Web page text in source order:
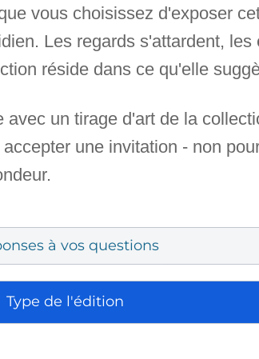
vous choisissez d'exposer
Les regards s'attardent,
réside dans ce qu'elle
avec un tirage d'art de la
accepter une invitation - non
à vos questions
Type de l'édition